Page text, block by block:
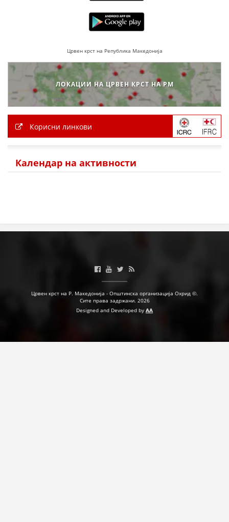
Црвен крст на Република Македонија
ЛОКАЦИИ НА ЦРВЕН КРСТ НА РМ
Корисни линкови
Календар на активности
Црвен крст на Р. Македонија - Општинска организација Охрид ©.
Сите права задржани. 2026
Designed and Developed by AA